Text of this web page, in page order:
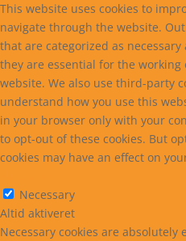
This website uses cookies to
navigate through the website.
that are categorized as
they are essential for the
website. We also use third-party
understand how you use this
in your browser only with your
to opt-out of these cookies. But
cookies may have an effect on
Necessary
Altid aktiveret
Necessary cookies are